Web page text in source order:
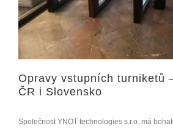
Opravy vstupních turniketů
ČR i Slovensko
Společnost YNOT technologies s.r.o. má